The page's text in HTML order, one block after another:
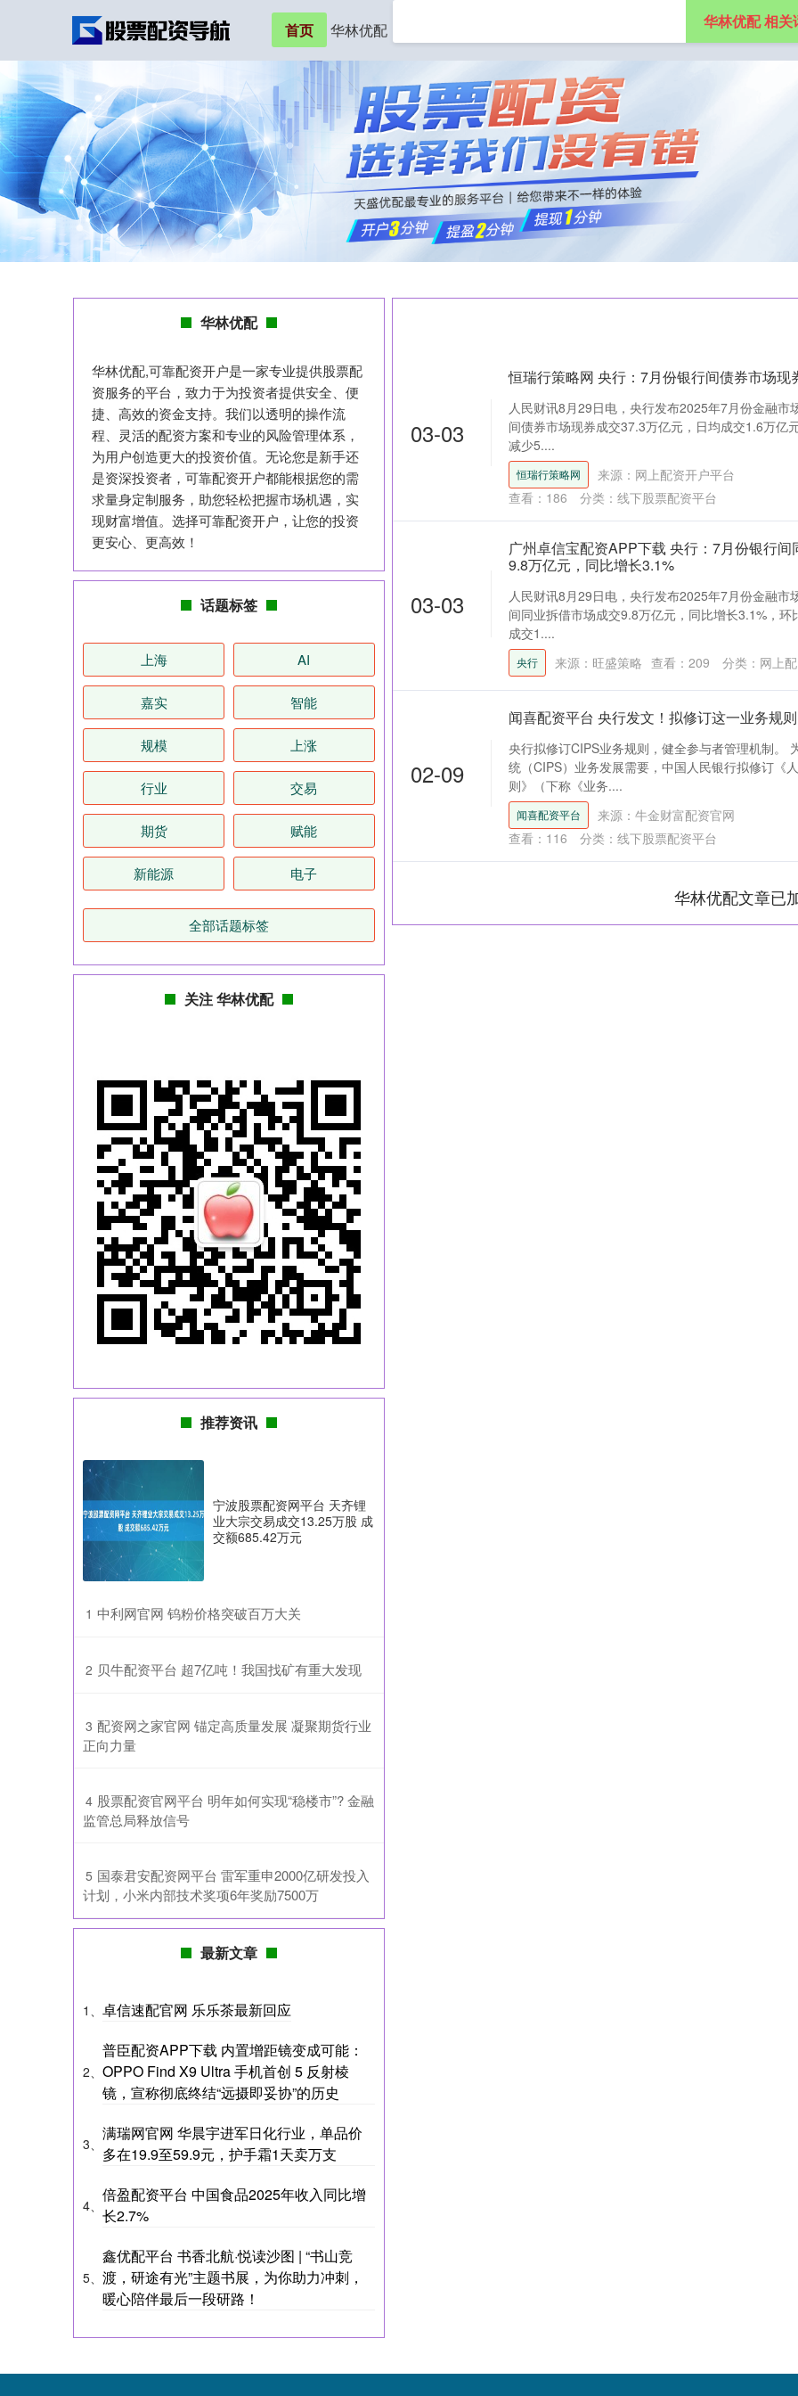
首页 华林优配 股票杠杆配资平台
华林优配 相关
03-03
恒瑞行策略网 央行：7月份银行间债券市场现
人民财讯8月29日电，央行发布2025年7月份金融市
间债券市场现券成交37.3万亿元，日均成交1.6万亿
减少5....
恒瑞行策略网
来源：网上配资开户平台
查看： 186 分类： 线下股票配资平台
03-03
广州卓信宝配资APP下载 央行：7月份银行间
9.8万亿元，同比增长3.1%
人民财讯8月29日电，央行发布2025年7月份金融市
间同业拆借市场成交9.8万亿元，同比增长3.1%，
成交1....
央行 来源：旺盛策略 查看： 209 分类： 网上
02-09
闻喜配资平台 央行发文！拟修订这一业务规则
央行拟修订CIPS业务规则，健全参与者管理机制。
统（CIPS）业务发展需要，中国人民银行拟修订《
则》（下称《业务....
闻喜配资平台
来源：牛金财富配资官网
查看： 116 分类： 线下股票配资平台
华林优配文章已
华林优配
华林优配,可靠配资开户是一家专业提供股票配
资服务的平台，致力于为投资者提供安全、便
捷、高效的资金支持。我们以透明的操作流
程、灵活的配资方案和专业的风险管理体系，
为用户创造更大的投资价值。无论您是新手还
是资深投资者，可靠配资开户都能根据您的需
求量身定制服务，助您轻松把握市场机遇，实
现财富增值。选择可靠配资开户，让您的投资
更安心、更高效！
话题标签
上海 AI
嘉实 智能
规模 上涨
行业 交易
期货 赋能
新能源 电子
全部话题标签
关注 华林优配
推荐资讯
宁波股票配资网平台 天齐锂
业大宗交易成交13.25万股 成
交额685.42万元
1 ​中利网官网 钨粉价格突破百万大关
2 ​贝牛配资平台 超7亿吨！我国找矿有重大发现
3 ​配资网之家官网 锚定高质量发展 凝聚期货行业
正向力量
4 ​股票配资官网平台 明年如何实现“稳楼市”? 金融
监管总局释放信号
5 ​国泰君安配资网平台 雷军重申2000亿研发投入
计划，小米内部技术奖项6年奖励7500万
最新文章
1、 卓信速配官网 乐乐茶最新回应
2、
普臣配资APP下载 内置增距镜变成可能：
OPPO Find X9 Ultra 手机首创 5 反射棱
镜，宣称彻底终结“远摄即妥协”的历史
3、
满瑞网官网 华晨宇进军日化行业，单品价
多在19.9至59.9元，护手霜1天卖万支
4、
倍盈配资平台 中国食品2025年收入同比增
长2.7%
5、
鑫优配平台 书香北航·悦读沙图 | “书山竞
渡，研途有光”主题书展，为你助力冲刺，
暖心陪伴最后一段研路！